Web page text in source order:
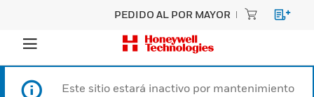
PEDIDO AL POR MAYOR
Este sitio estará inactivo por mantenimiento